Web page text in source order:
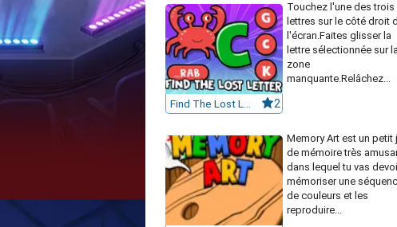
2
Touchez l'une des trois
lettres sur le côté droit
l'écran.Faites glisser la
lettre sélectionnée sur
zone
manquante.Relâchez...
Memory Art est un petit
de mémoire très
dans lequel tu vas
mémoriser une
de couleurs et les
reproduire...